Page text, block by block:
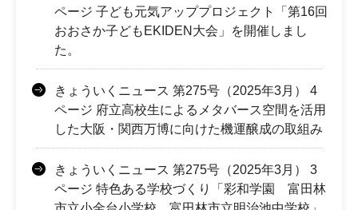
ページ 子ども元気アッププロジェクト「第16回
おおさか子どもEKIDEN大会」を開催しまし
た。
きょういくニュース 第275号（2025年3月） 4
ページ 府立高校生によるメタバース空間を活用
した大阪・関西万博に向けた機運醸成の取組み
きょういくニュース 第275号（2025年3月） 3
ページ 特色ある学校づくり「彩和学園 富田林